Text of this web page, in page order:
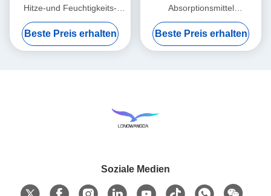
Hitze-und Feuchtigkeits-
Austauscher-nass
Filterpapier-Element
Beste Preis erhalten
Absorptionsmittel
Filterpapier-Hitze-und
Feuchtigkeits-Austausch
Beste Preis erhalten
Soziale Medien